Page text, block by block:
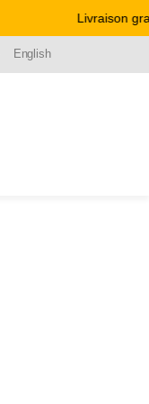
Livraison
English